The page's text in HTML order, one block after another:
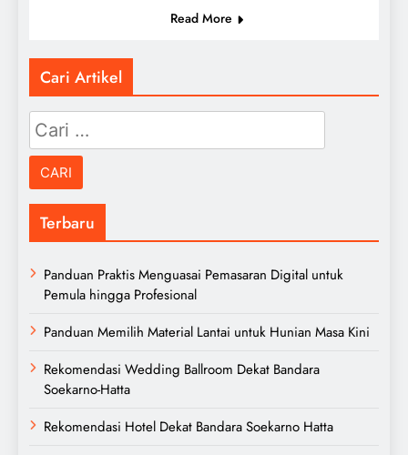
Read More
Cari Artikel
Cari
untuk:
Terbaru
Panduan Praktis Menguasai Pemasaran Digital untuk
Pemula hingga Profesional
Panduan Memilih Material Lantai untuk Hunian Masa Kini
Rekomendasi Wedding Ballroom Dekat Bandara
Soekarno-Hatta
Rekomendasi Hotel Dekat Bandara Soekarno Hatta